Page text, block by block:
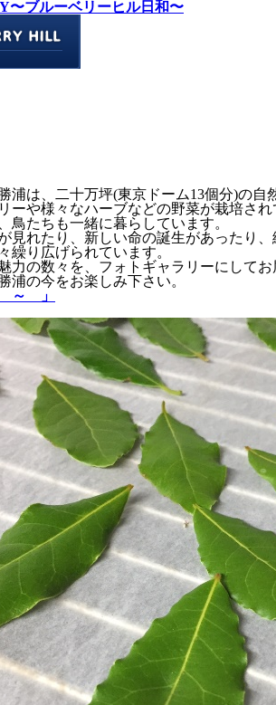
〜ブルーベリーヒル日和〜
浦は、二十万坪(東京ドーム13個分)の自
ーや様々なハーブなどの野菜が栽培され
鳥たちも一緒に暮らしています。
見れたり、新しい命の誕生があったり
繰り広げられています。
力の数々を、フォトギャラリーにしてお
浦の今をお楽しみ下さい。
～ 」